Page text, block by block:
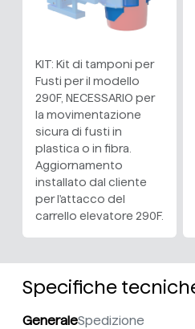
KIT: Kit di tamponi per
Fusti per il modello
290F, NECESSARIO per
la movimentazione
sicura di fusti in
plastica o in fibra.
Aggiornamento
installato dal cliente
per l'attacco del
carrello elevatore 290F.
Specifiche
GeneraleSpedizione